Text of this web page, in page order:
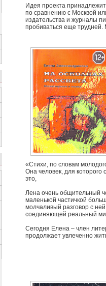
Идея проекта
по сравнению с Москвой
издательства и журналы
пробиваться еще трудней.
«Стихи, по словам
Она человек, для
это,
Лена очень общительный
маленькой частичкой
молчаливый разговор с
соединяющей реальный
Сегодня Елена – член
продолжает увлеченно